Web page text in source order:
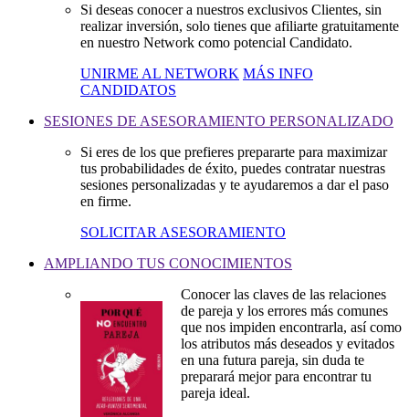
Si deseas conocer a nuestros exclusivos Clientes, sin
realizar inversión, solo tienes que afiliarte gratuitamente
en nuestro Network como potencial Candidato.
UNIRME AL NETWORK MÁS INFO
CANDIDATOS
SESIONES DE ASESORAMIENTO PERSONALIZADO
Si eres de los que prefieres prepararte para maximizar
tus probabilidades de éxito, puedes contratar nuestras
sesiones personalizadas y te ayudaremos a dar el paso
en firme.
SOLICITAR ASESORAMIENTO
AMPLIANDO TUS CONOCIMIENTOS
Conocer las claves de las relaciones
de pareja y los errores más comunes
que nos impiden encontrarla, así como
los atributos más deseados y evitados
en una futura pareja, sin duda te
preparará mejor para encontrar tu
pareja ideal.